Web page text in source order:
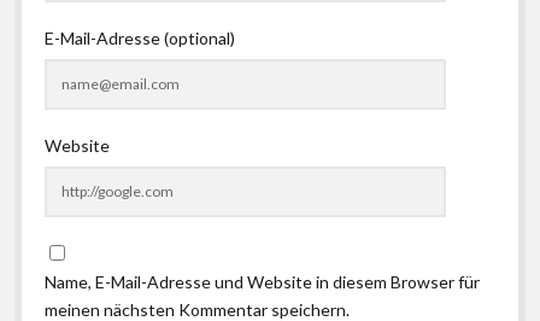
E-Mail-Adresse (optional)
Website
Name, E-Mail-Adresse und Website in diesem Browser für
meinen nächsten Kommentar speichern.